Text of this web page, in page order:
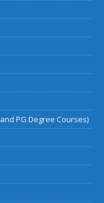
and PG Degree Courses)